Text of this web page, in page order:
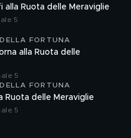
alla Ruota delle Meraviglie
5
FORTUNA
alla Ruota delle
5
FORTUNA
Ruota delle Meraviglie
5